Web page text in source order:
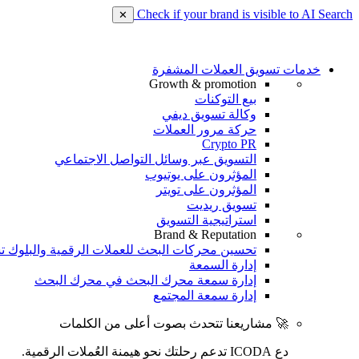
Check if your brand is visible to AI Search
✕
خدمات تسويق العملات المشفرة
Growth & promotion
بيع التوكنات
وكالة تسويق ديفي
حركة مرور العملات
Crypto PR
التسويق عبر وسائل التواصل الاجتماعي
المؤثرون على يوتيوب
المؤثرون على تويتر
تسويق ريديت
استراتيجية التسويق
Brand & Reputation
تحسين محركات البحث للعملات الرقمية والبلوك
إدارة السمعة
إدارة سمعة محرك البحث في محرك البحث
إدارة سمعة المجتمع
🚀 مشاريعنا تتحدث بصوت أعلى من الكلمات
دع ICODA تدعم رحلتك نحو هيمنة العُملات الرقمية.